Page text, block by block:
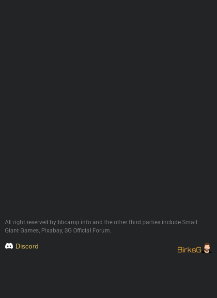
All right reserved by bbcamp.info and the other third parties include Small
Giant Games, Pixabay, SG Official Forum.
Discord